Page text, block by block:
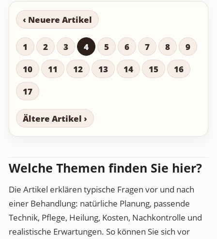
‹ Neuere Artikel
1 2 3 4 5 6 7 8
9
10
11 12 13 14 15
16
17
Ältere Artikel ›
Welche Themen finden Sie hier?
Die Artikel erklären typische Fragen vor und nach
einer Behandlung: natürliche Planung, passende
Technik, Pflege, Heilung, Kosten, Nachkontrolle und
realistische Erwartungen. So können Sie sich vor